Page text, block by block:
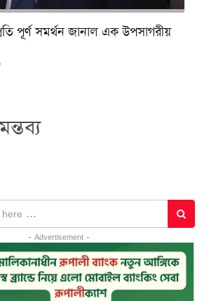
পূর্ণ সমর্থন জানাল এক উপসাগরীয়
- Advertisement -